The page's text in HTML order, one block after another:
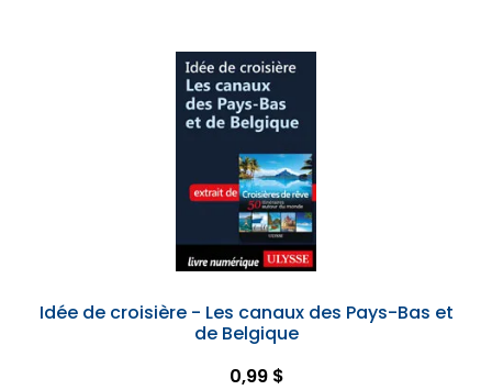
Idée de croisière - Les canaux des Pays-Bas et
de Belgique
0,99 $